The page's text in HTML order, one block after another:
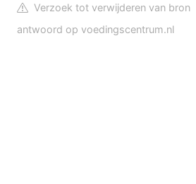
Verzoek tot verwijderen van bron
antwoord op voedingscentrum.nl